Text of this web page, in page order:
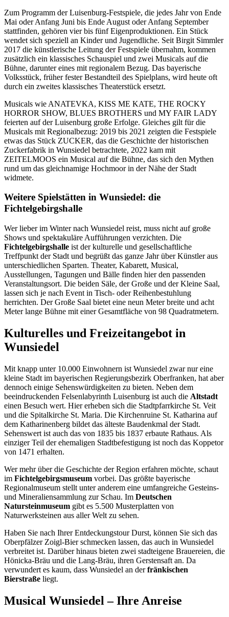
Zum Programm der Luisenburg-Festspiele, die jedes Jahr von Ende
Mai oder Anfang Juni bis Ende August oder Anfang September
stattfinden, gehören vier bis fünf Eigenproduktionen. Ein Stück
wendet sich speziell an Kinder und Jugendliche. Seit Birgit Simmler
2017 die künstlerische Leitung der Festspiele übernahm, kommen
zusätzlich ein klassisches Schauspiel und zwei Musicals auf die
Bühne, darunter eines mit regionalem Bezug. Das bayerische
Volksstück, früher fester Bestandteil des Spielplans, wird heute oft
durch ein zweites klassisches Theaterstück ersetzt.
Musicals wie ANATEVKA, KISS ME KATE, THE ROCKY
HORROR SHOW, BLUES BROTHERS und MY FAIR LADY
feierten auf der Luisenburg große Erfolge. Gleiches gilt für die
Musicals mit Regionalbezug: 2019 bis 2021 zeigten die Festspiele
etwas das Stück ZUCKER, das die Geschichte der historischen
Zuckerfabrik in Wunsiedel betrachtete, 2022 kam mit
ZEITELMOOS ein Musical auf die Bühne, das sich den Mythen
rund um das gleichnamige Hochmoor in der Nähe der Stadt
widmete.
Weitere Spielstätten in Wunsiedel: die
Fichtelgebirgshalle
Wer lieber im Winter nach Wunsiedel reist, muss nicht auf große
Shows und spektakuläre Aufführungen verzichten. Die
Fichtelgebirgshalle ist der kulturelle und gesellschaftliche
Treffpunkt der Stadt und begrüßt das ganze Jahr über Künstler aus
unterschiedlichen Sparten. Theater, Kabarett, Musical,
Ausstellungen, Tagungen und Bälle finden hier den passenden
Veranstaltungsort. Die beiden Säle, der Große und der Kleine Saal,
lassen sich je nach Event in Tisch- oder Reihenbestuhlung
herrichten. Der Große Saal bietet eine neun Meter breite und acht
Meter lange Bühne mit einer Gesamtfläche von 98 Quadratmetern.
Kulturelles und Freizeitangebot in
Wunsiedel
Mit knapp unter 10.000 Einwohnern ist Wunsiedel zwar nur eine
kleine Stadt im bayerischen Regierungsbezirk Oberfranken, hat aber
dennoch einige Sehenswürdigkeiten zu bieten. Neben dem
beeindruckenden Felsenlabyrinth Luisenburg ist auch die Altstadt
einen Besuch wert. Hier erheben sich die Stadtpfarrkirche St. Veit
und die Spitalkirche St. Maria. Die Kirchenruine St. Katharina auf
dem Katharinenberg bildet das älteste Baudenkmal der Stadt.
Sehenswert ist auch das von 1835 bis 1837 erbaute Rathaus. Als
einziger Teil der ehemaligen Stadtbefestigung ist noch das Koppetor
von 1471 erhalten.
Wer mehr über die Geschichte der Region erfahren möchte, schaut
im Fichtelgebirgsmuseum vorbei. Das größte bayerische
Regionalmuseum stellt unter anderem eine umfangreiche Gesteins-
und Mineraliensammlung zur Schau. Im Deutschen
Natursteinmuseum gibt es 5.500 Musterplatten von
Naturwerksteinen aus aller Welt zu sehen.
Haben Sie nach Ihrer Entdeckungstour Durst, können Sie sich das
Oberpfälzer Zoigl-Bier schmecken lassen, das auch in Wunsiedel
verbreitet ist. Darüber hinaus bieten zwei stadteigene Brauereien, die
Hönicka-Bräu und die Lang-Bräu, ihren Gerstensaft an. Da
verwundert es kaum, dass Wunsiedel an derfränkischen
Bierstraße liegt.
Musical Wunsiedel – Ihre Anreise